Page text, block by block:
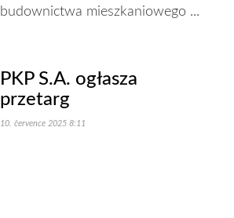
budownictwa mieszkaniowego ...
PKP S.A. ogłasza
przetarg
10. července 2025 8:11